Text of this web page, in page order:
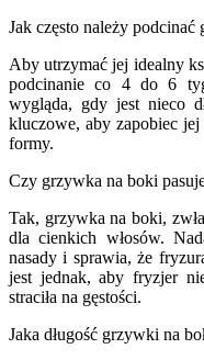
Jak często należy
Aby utrzymać jej idealny
podcinanie co 4 do 6
wygląda, gdy jest nieco
kluczowe, aby zapobiec
formy.
Czy grzywka na boki
Tak, grzywka na boki,
dla cienkich włosów.
nasady i sprawia, że
jest jednak, aby fryzjer
straciła na gęstości.
Jaka długość grzywki na